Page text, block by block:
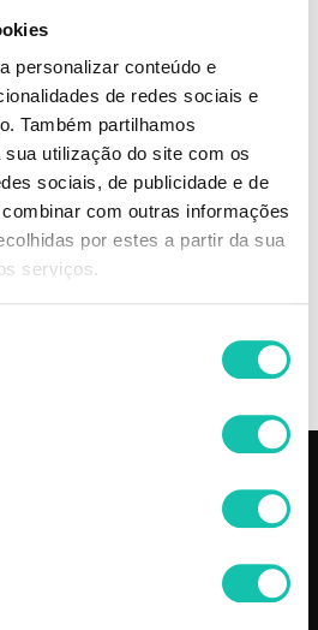
personalizar conteúdo e
de redes sociais e
Também partilhamos
utilização do site com os
sociais, de publicidade e de
com outras informações
por estes a partir da sua
serviços.
hidratadas e sauditas.
de cutículas INOCOS MELHOR PREÇO
Óleos de cutículas MELHOR
Óleos de cutículas MELHOR PREÇO
COSMÉTICA CLICK